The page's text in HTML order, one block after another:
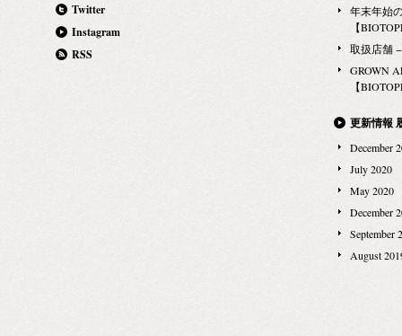
Twitter
Instagram
RSS
年末年始
【
取扱店舗
GROWN
【
更新情報
December
July 2020
May 2020
December
September
August